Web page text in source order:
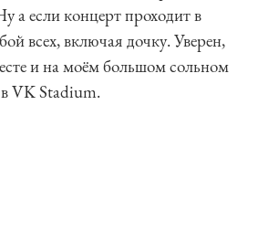
а если концерт проходит в
всех, включая дочку. Уверен,
и на моём большом сольном
VK Stadium.